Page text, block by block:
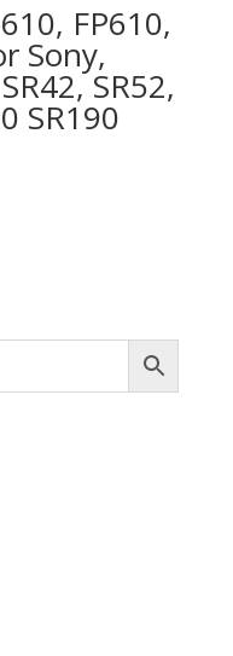
FP610,
Sony,
SR52,
SR190